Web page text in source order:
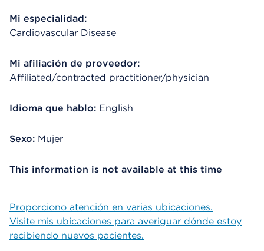
Mi especialidad:
Cardiovascular Disease
Mi afiliación de proveedor:
Affiliated/contracted practitioner/physician
Idioma que hablo: English
Sexo: Mujer
This information is not available at this time
Proporciono atención en varias ubicaciones.
Visite mis ubicaciones para averiguar dónde estoy
recibiendo nuevos pacientes.